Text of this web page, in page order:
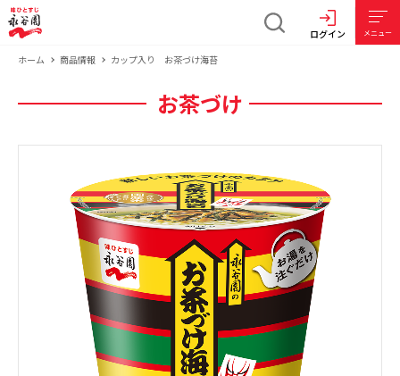
ログイン メニュー
ホーム 商品情報 カップ入り お茶づけ海苔
お茶づけ